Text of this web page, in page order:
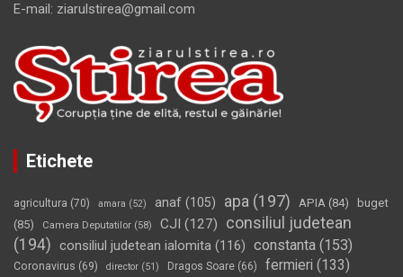
E-mail: ziarulstirea@gmail.com
Etichete
agricultura (70) amara (52) anaf (105) apa (197) APIA (84)
buget
(85)
Camera Deputatilor (58) CJI (127)
consiliul judetean
(194) consiliul judetean ialomita (116) constanta (153)
Coronavirus (69) director (51) Dragos Soare (66) fermieri (133)